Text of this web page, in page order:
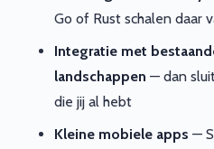
Go of Rust schalen daar
Integratie met
landschappen — dan
die jij al hebt
Kleine mobiele apps —